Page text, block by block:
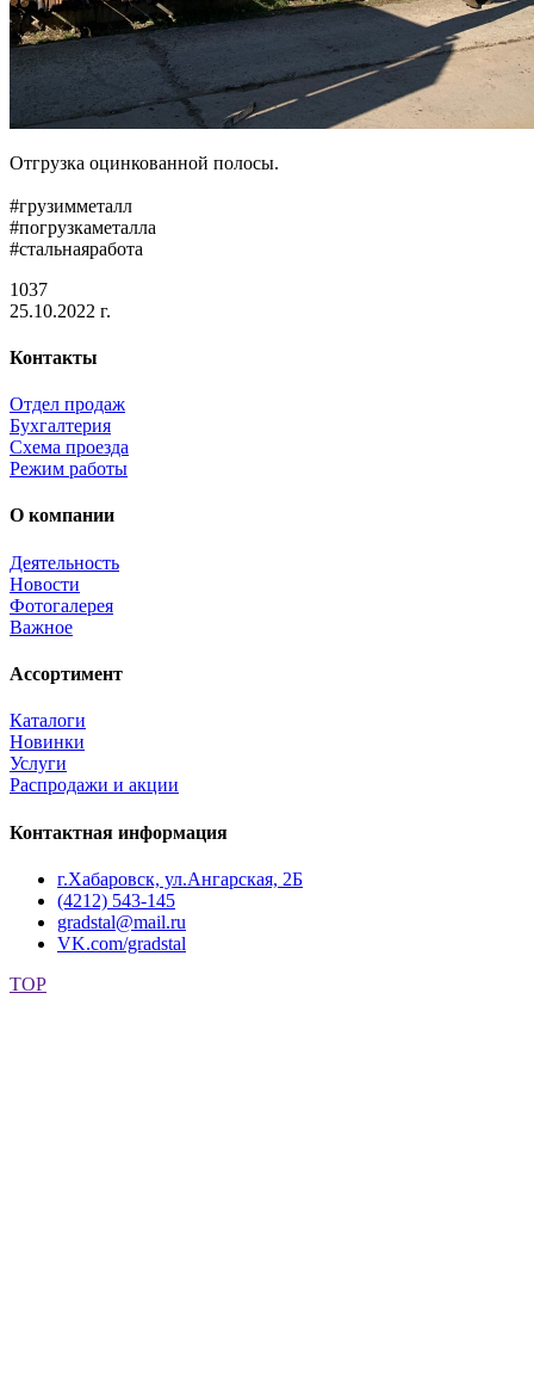
Отгрузка оцинкованной полосы.
#грузимметалл
#погрузкаметалла
#стальнаяработа
1037
25.10.2022 г.
Контакты
Отдел продаж
Бухгалтерия
Схема проезда
Режим работы
О компании
Деятельность
Новости
Фотогалерея
Важное
Ассортимент
Каталоги
Новинки
Услуги
Распродажи и акции
Контактная информация
г.Хабаровск, ул.Ангарская, 2Б
(4212) 543-145
gradstal@mail.ru
VK.com/gradstal
TOP